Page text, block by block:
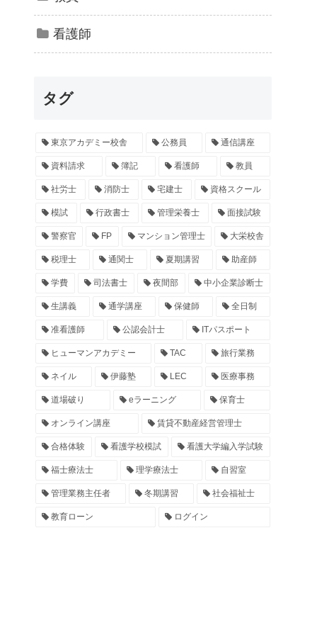
看護師
タグ
東京アカデミー校舎 公務員 通信講座
資料請求 簿記 看護師 教員
社労士 消防士 宅建士 資格スクール
模試 行政書士 管理栄養士 面接試験
警察官 FP マンション管理士 大栄校舎
税理士 通関士 夏期講習 助産師
学費 司法書士 夜間部 中小企業診断士
生講義 通学講座 保健師 全日制
准看護師 公認会計士 ITパスポート
ヒューマンアカデミー TAC 旅行業務
ネイル 伊藤塾 LEC 医療事務
道場破り eラーニング 保育士
オンライン講座 賃貸不動産経営管理士
合格体験 看護学校模試 看護大学編入学試験
福士療法士 理学療法士 自習室
管理業務主任者 冬期講習 社会福祉士
教育ローン ログイン